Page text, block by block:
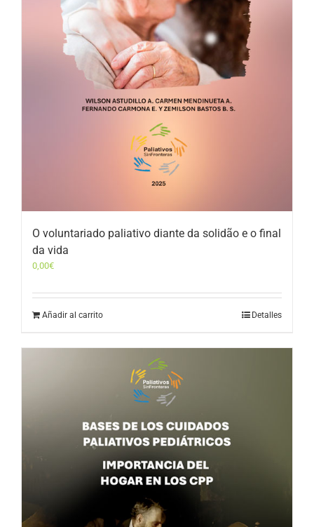
O voluntariado paliativo diante da solidão e o final
da vida
0,00€
Añadir al carrito Detalles